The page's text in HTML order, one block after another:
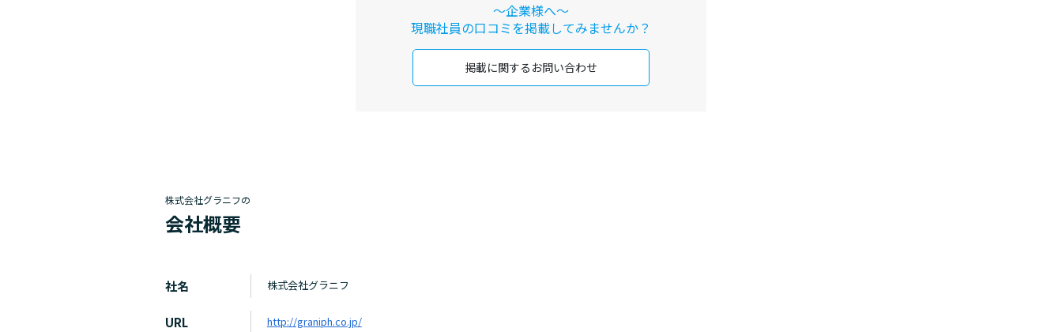
～企業様へ～
現職社員の口コミを掲載してみませんか？
掲載に関する お問い合わせ
株式会社グラニフの
会社概要
社名 株式会社グラニフ
URL http://graniph.co.jp/